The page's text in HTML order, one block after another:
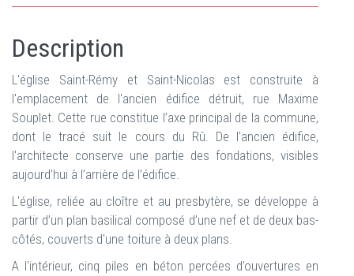
Description
L'église Saint-Rémy et Saint-Nicolas est construite à
l'emplacement de l'ancien édifice détruit, rue Maxime
Souplet. Cette rue constitue l’axe principal de la commune,
dont le tracé suit le cours du Rû. De l'ancien édifice,
l'architecte conserve une partie des fondations, visibles
aujourd’hui à l’arrière de l’édifice.
L'église, reliée au cloître et au presbytère, se développe à
partir d’un plan basilical composé d’une nef et de deux bas-
côtés, couverts d'une toiture à deux plans.
A l'intérieur, cinq piles en béton percées d’ouvertures en